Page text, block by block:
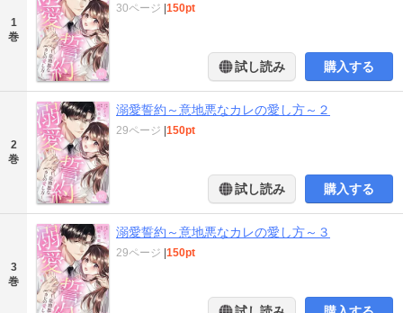
1
巻
30ページ |150pt
試し読み 購入する
2
巻
溺愛誓約～意地悪なカレの愛し方～２
29ページ |150pt
試し読み 購入する
3
巻
溺愛誓約～意地悪なカレの愛し方～３
29ページ |150pt